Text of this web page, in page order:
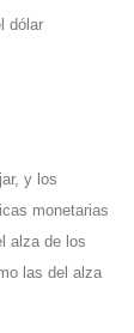
dólar
y los
monetarias
alza de los
las del alza